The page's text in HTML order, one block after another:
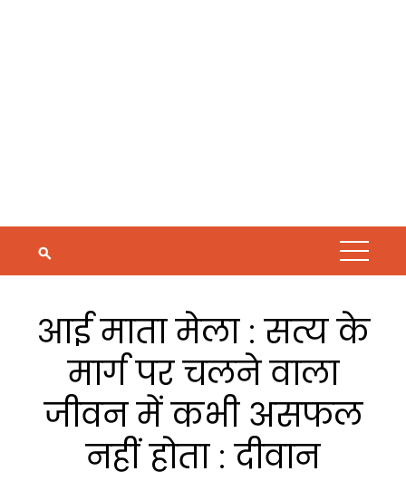
आई माता मेला : सत्य के
मार्ग पर चलने वाला
जीवन में कभी असफल
नहीं होता : दीवान